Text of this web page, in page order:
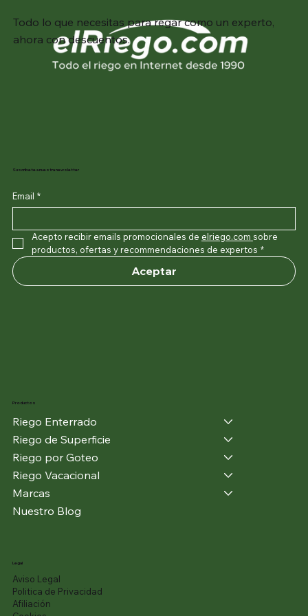
Todo lo que necesitas para regar como un experto,
ahora con descuentos.
Suscribete a nuestra newsletter
Email *
Acepto recibir emails promocionales de elriego.com sobre
productos, ofertas y recommendaciones de expertos *
Aceptar
Productos
Riego Enterrado
Riego de Superficie
Riego por Goteo
Riego Vacacional
Marcas
Nuestro Blog
Legal
Aviso Legal
Politica de Privacidad
Afiliación